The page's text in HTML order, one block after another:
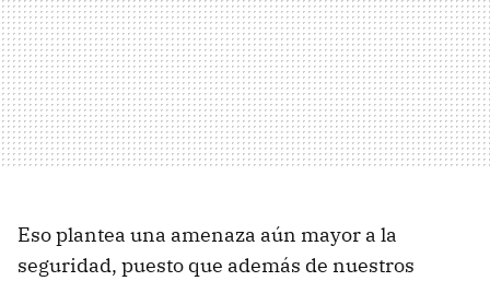
Eso plantea una amenaza aún mayor a la
seguridad, puesto que además de nuestros